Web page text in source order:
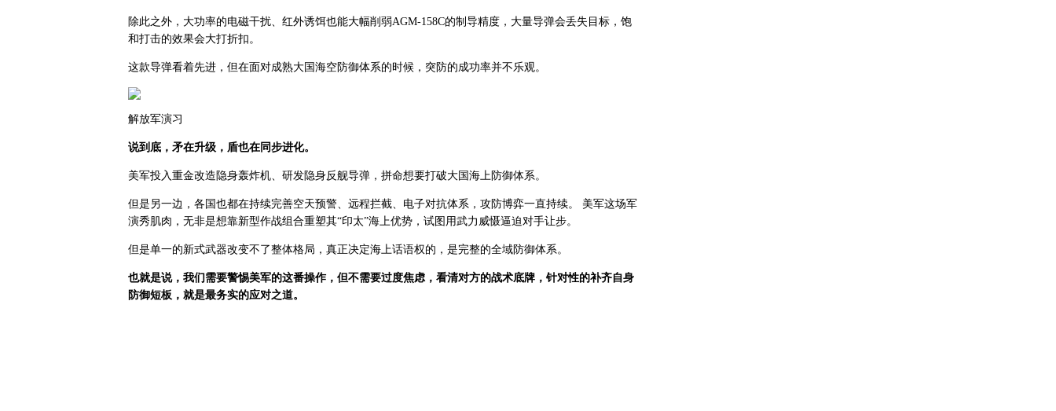
除此之外，大功率的电磁干扰、红外诱饵也能大幅削弱AGM-158C的制导精度，大量导弹会丢失目标，饱
和打击的效果会大打折扣。
这款导弹看着先进，但在面对成熟大国海空防御体系的时候，突防的成功率并不乐观。
解放军演习
说到底，矛在升级，盾也在同步进化。
美军投入重金改造隐身轰炸机、研发隐身反舰导弹，拼命想要打破大国海上防御体系。
但是另一边，各国也都在持续完善空天预警、远程拦截、电子对抗体系，攻防博弈一直持续。 美军这场军
演秀肌肉，无非是想靠新型作战组合重塑其“印太”海上优势，试图用武力威慑逼迫对手让步。
但是单一的新式武器改变不了整体格局，真正决定海上话语权的，是完整的全域防御体系。
也就是说，我们需要警惕美军的这番操作，但不需要过度焦虑，看清对方的战术底牌，针对性的补齐自身
防御短板，就是最务实的应对之道。